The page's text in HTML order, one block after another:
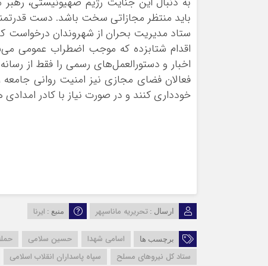
باید منتظر مجازاتی سخت باشد. دست
ستاد مدیریت بحران از شهروندان درخواست
اقدام شتابزده که موجب اضطراب عمومی
اخبار و دستورالعمل‌های رسمی را فقط از
فعالان فضای مجازی نیز امنیت روانی جامعه
خودداری کنند و در صورت نیاز با کادر
ارسال : تحریریه ماناسپهر منبع : ایرنا
برچسب ها اسامی شهدا حسین سلامی
ستاد کل نیروهای مسلح
سپاه پاسداران انقلاب اسلامی